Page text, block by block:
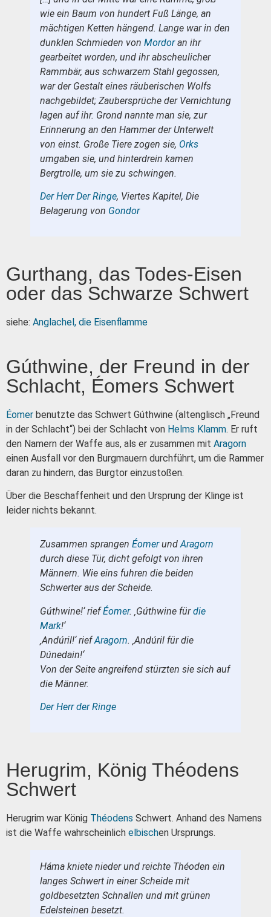
wie ein Baum von hundert Fuß Länge, an
mächtigen Ketten hängend. Lange war in den
dunklen Schmieden von Mordoran ihr
gearbeitet worden, und ihr abscheulicher
Rammbär, aus schwarzem Stahl gegossen,
war der Gestalt eines räuberischen Wolfs
nachgebildet; Zaubersprüche der Vernichtung
lagen auf ihr. Grond nannte man sie, zur
Erinnerung an den Hammer der Unterwelt
von einst. Große Tiere zogen sie, Orks
umgaben sie, und hinterdrein kamen
Bergtrolle, um sie zu schwingen.
Der Herr Der Ringe, Viertes Kapitel, Die
Belagerung von Gondor
Gurthang, das Todes-Eisen
oder das Schwarze Schwert
siehe: Anglachel, die Eisenflamme
Gúthwine, der Freund in der
Schlacht, Éomers Schwert
Éomer benutzte das Schwert Gúthwine (altenglisch „Freund
in der Schlacht“) bei der Schlacht von Helms Klamm. Er ruft
den Namern der Waffe aus, als er zusammen mit Aragorn
einen Ausfall vor den Burgmauern durchführt, um die Rammer
daran zu hindern, das Burgtor einzustoßen.
Über die Beschaffenheit und den Ursprung der Klinge ist
leider nichts bekannt.
Zusammen sprangen ÉomerundAragorn
durch diese Tür, dicht gefolgt von ihren
Männern. Wie eins fuhren die beiden
Schwerter aus der Scheide.
Gúthwine!‘ riefÉomer. ‚Gúthwine fürdie
Mark!‘
‚Andúril!‘ riefAragorn. ‚Andúril für die
Dúnedain!‘
Von der Seite angreifend stürzten sie sich auf
die Männer.
Der Herr der Ringe
Herugrim, König Théodens
Schwert
Herugrim war König Théodens Schwert. Anhand des Namens
ist die Waffe wahrscheinlich elbischen Ursprungs.
Háma kniete nieder und reichte Théoden ein
langes Schwert in einer Scheide mit
goldbesetzten Schnallen und mit grünen
Edelsteinen besetzt.